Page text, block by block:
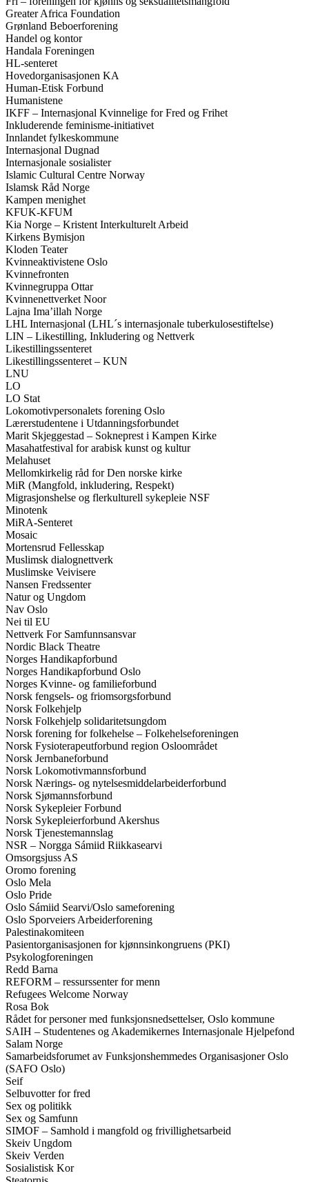
Greater Africa Foundation
Grønland Beboerforening
Handel og kontor
Handala Foreningen
HL-senteret
Hovedorganisasjonen KA
Human-Etisk Forbund
Humanistene
IKFF – Internasjonal Kvinnelige for Fred og Frihet
Inkluderende feminisme-initiativet
Innlandet fylkeskommune
Internasjonal Dugnad
Internasjonale sosialister
Islamic Cultural Centre Norway
Islamsk Råd Norge
Kampen menighet
KFUK-KFUM
Kia Norge – Kristent Interkulturelt Arbeid
Kirkens Bymisjon
Kloden Teater
Kvinneaktivistene Oslo
Kvinnefronten
Kvinnegruppa Ottar
Kvinnenettverket Noor
Lajna Ima’illah Norge
LHL Internasjonal (LHL´s internasjonale tuberkulosestiftelse)
LIN – Likestilling, Inkludering og Nettverk
Likestillingssenteret
Likestillingssenteret – KUN
LNU
LO
LO Stat
Lokomotivpersonalets forening Oslo
Lærerstudentene i Utdanningsforbundet
Marit Skjeggestad – Sokneprest i Kampen Kirke
Masahatfestival for arabisk kunst og kultur
Melahuset
Mellomkirkelig råd for Den norske kirke
MiR (Mangfold, inkludering, Respekt)
Migrasjonshelse og flerkulturell sykepleie NSF
Minotenk
MiRA-Senteret
Mosaic
Mortensrud Fellesskap
Muslimsk dialognettverk
Muslimske Veivisere
Nansen Fredssenter
Natur og Ungdom
Nav Oslo
Nei til EU
Nettverk For Samfunnsansvar
Nordic Black Theatre
Norges Handikapforbund
Norges Handikapforbund Oslo
Norges Kvinne- og familieforbund
Norsk fengsels- og friomsorgsforbund
Norsk Folkehjelp
Norsk Folkehjelp solidaritetsungdom
Norsk forening for folkehelse – Folkehelseforeningen
Norsk Fysioterapeutforbund region Osloområdet
Norsk Jernbaneforbund
Norsk Lokomotivmannsforbund
Norsk Nærings- og nytelsesmiddelarbeiderforbund
Norsk Sjømannsforbund
Norsk Sykepleier Forbund
Norsk Sykepleierforbund Akershus
Norsk Tjenestemannslag
NSR – Norgga Sámiid Riikkasearvi
Omsorgsjuss AS
Oromo forening
Oslo Mela
Oslo Pride
Oslo Sámiid Searvi/Oslo sameforening
Oslo Sporveiers Arbeiderforening
Palestinakomiteen
Pasientorganisasjonen for kjønnsinkongruens (PKI)
Psykologforeningen
Redd Barna
REFORM – ressurssenter for menn
Refugees Welcome Norway
Rosa Bok
Rådet for personer med funksjonsnedsettelser, Oslo kommune
SAIH – Studentenes og Akademikernes Internasjonale Hjelpefond
Salam Norge
Samarbeidsforumet av Funksjonshemmedes Organisasjoner Oslo
(SAFO Oslo)
Seif
Selbuvotter for fred
Sex og politikk
Sex og Samfunn
SIMOF – Samhold i mangfold og frivillighetsarbeid
Skeiv Ungdom
Skeiv Verden
Sosialistisk Kor